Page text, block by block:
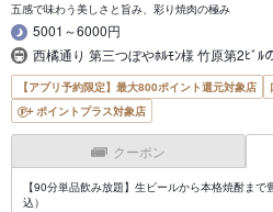
五感で味わう美しさと旨み、彩り焼肉の極み
5001～6000円
西橘通り 第三つぼやﾎﾙﾓﾝ様 竹原第2ﾋﾞﾙ
【アプリ予約限定】最大800ポイント還元対象店
ポイントプラス対象店
クーポン
【90分単品飲み放題】生ビールから本格焼酎ま
込）